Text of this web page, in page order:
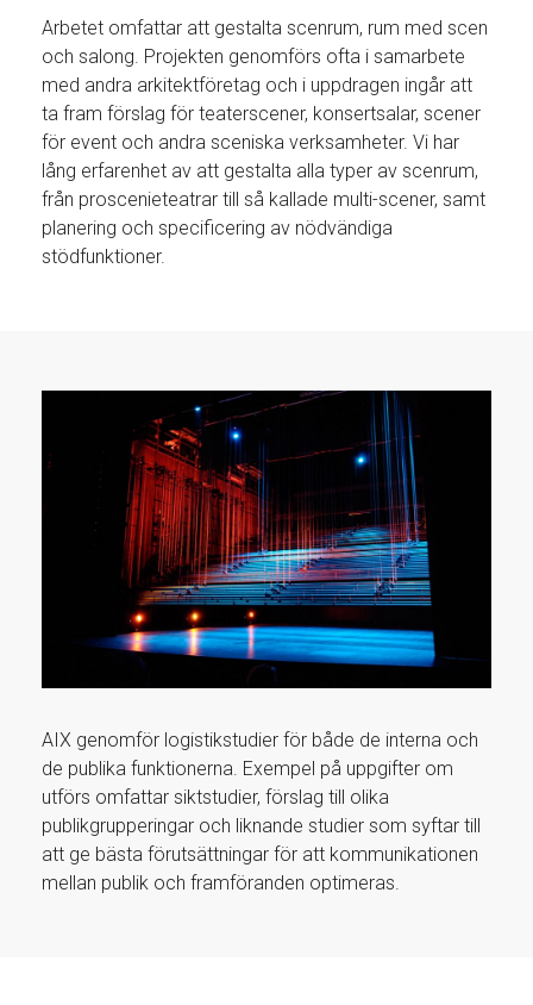
Arbetet omfattar att gestalta scenrum, rum med scen
och salong. Projekten genomförs ofta i samarbete
med andra arkitektföretag och i uppdragen ingår att
ta fram förslag för teaterscener, konsertsalar, scener
för event och andra sceniska verksamheter. Vi har
lång erfarenhet av att gestalta alla typer av scenrum,
från proscenieteatrar till så kallade multi-scener, samt
planering och specificering av nödvändiga
stödfunktioner.
AIX genomför logistikstudier för både de interna och
de publika funktionerna. Exempel på uppgifter om
utförs omfattar siktstudier, förslag till olika
publikgrupperingar och liknande studier som syftar till
att ge bästa förutsättningar för att kommunikationen
mellan publik och framföranden optimeras.